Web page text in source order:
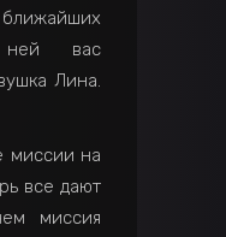
ней вас
Лина.
миссии на
все дают
миссия